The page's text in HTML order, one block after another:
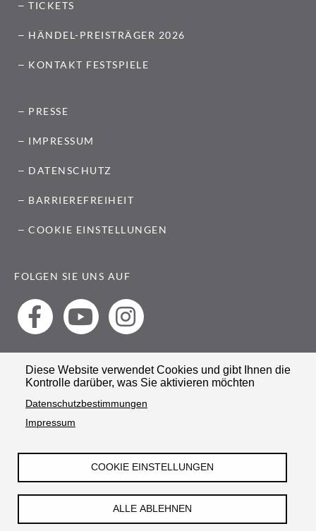
Diese Website verwendet Cookies und gibt Ihnen die
Kontrolle darüber, was Sie aktivieren möchten
Datenschutzbestimmungen
Impressum
COOKIE EINSTELLUNGEN
ALLE ABLEHNEN
TICKETS
HÄNDEL-PREISTRÄGER 2026
KONTAKT FESTSPIELE
PRESSE
IMPRESSUM
DATENSCHUTZ
BARRIEREFREIHEIT
COOKIE EINSTELLUNGEN
FOLGEN SIE UNS AUF
© STIFTUNG HÄNDEL-HAUS